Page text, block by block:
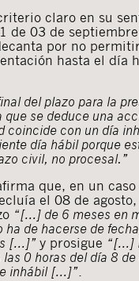
claro en su
de 03 de
por no
hasta el día
del plazo para la
que se deduce una
coincide con un día
día hábil porque
civil, no procesal.”
que, en un
el 08 de
“[…] de 6 meses en
de hacerse de
[…]”y prosigue “[…]
0 horas del día 8
inhábil […]”.